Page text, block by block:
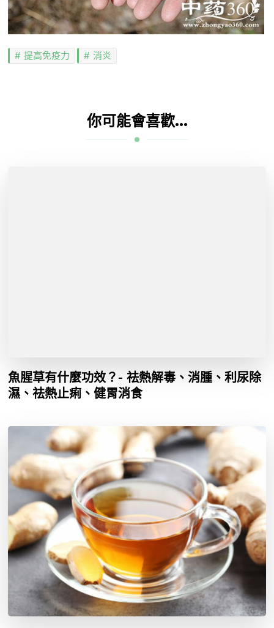
提高免疫力 消炎
你可能會喜歡...
魚腥草有什麼功效？- 祛熱解毒、消腫、利尿除
濕、祛熱止痢、健胃消食